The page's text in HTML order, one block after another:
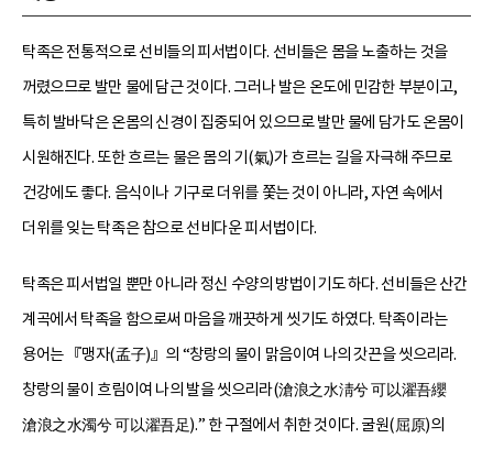
탁족은 전통적으로 선비들의 피서법이다. 선비들은 몸을 노출하는 것을
꺼렸으므로 발만 물에 담근 것이다. 그러나 발은 온도에 민감한 부분이고,
특히 발바닥은 온몸의 신경이 집중되어 있으므로 발만 물에 담가도 온몸이
시원해진다. 또한 흐르는 물은 몸의 기(氣)가 흐르는 길을 자극해 주므로
건강에도 좋다. 음식이나 기구로 더위를 쫓는 것이 아니라, 자연 속에서
더위를 잊는 탁족은 참으로 선비다운 피서법이다.
탁족은 피서법일 뿐만 아니라 정신 수양의 방법이기도 하다. 선비들은 산간
계곡에서 탁족을 함으로써 마음을 깨끗하게 씻기도 하였다. 탁족이라는
용어는 『맹자(孟子)』의 “창랑의 물이 맑음이여 나의 갓끈을 씻으리라.
창랑의 물이 흐림이여 나의 발을 씻으리라(滄浪之水淸兮 可以濯吾纓
滄浪之水濁兮 可以濯吾足).” 한 구절에서 취한 것이다. 굴원(屈原)의